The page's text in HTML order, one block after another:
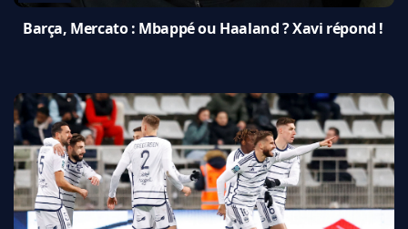
Barça, Mercato : Mbappé ou Haaland ? Xavi répond !